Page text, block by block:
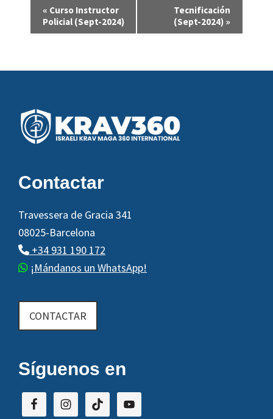
g
c
i
ó
d
e
l
E
v
e
n
o
« Curso Instructor
Policial (Sept-2024)
Tecnificación
(Sept-2024) »
Footer
Contactar
Travessera de Gracia 341
08025-Barcelona
+34 931 190 172
¡Mándanos un WhatsApp!
CONTACTAR
Síguenos en